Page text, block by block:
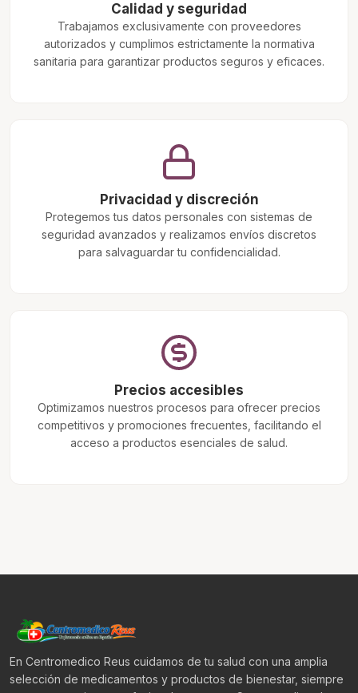
Calidad y seguridad
Trabajamos exclusivamente con proveedores
autorizados y cumplimos estrictamente la normativa
sanitaria para garantizar productos seguros y eficaces.
Privacidad y discreción
Protegemos tus datos personales con sistemas de
seguridad avanzados y realizamos envíos discretos
para salvaguardar tu confidencialidad.
Precios accesibles
Optimizamos nuestros procesos para ofrecer precios
competitivos y promociones frecuentes, facilitando el
acceso a productos esenciales de salud.
En Centromedico Reus cuidamos de tu salud con una amplia
selección de medicamentos y productos de bienestar, siempre